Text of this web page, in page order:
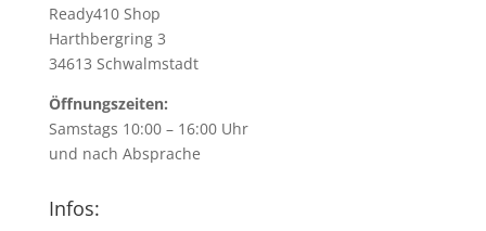
Ready410 Shop
Harthbergring 3
34613 Schwalmstadt
Öffnungszeiten:
Samstags 10:00 – 16:00 Uhr
und nach Absprache
Infos: